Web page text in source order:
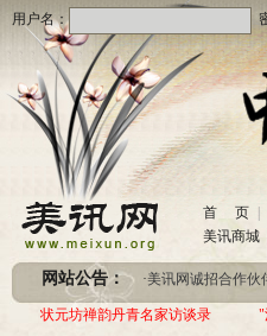
用户名：
首 页
美讯商城
网站公告：
·美讯网诚招合作伙
· 中国书画收藏频
圆梦助学 爱心传递—中国
·美讯网诚招合作伙
·中国书画收藏频道
· 圆梦助学 爱心传递—中国
状元坊禅韵丹青名家访谈录 "